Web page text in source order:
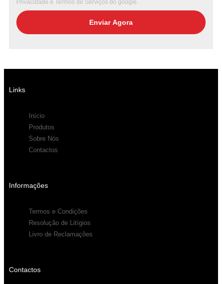
Privacidade e Termos de Serviços do google.
Enviar Agora
Links
Início
Produtos
Sobre Nós
Contactos
Informações
Termos e Condições
Resolução de Litígios
Livro de Reclamações
Contactos